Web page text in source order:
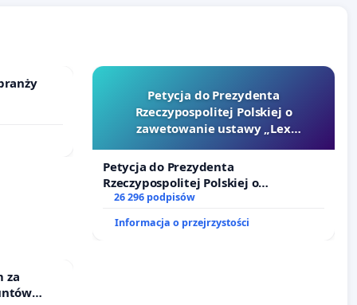
Petycja do Prezydenta
Rzeczypospolitej Polskiej o
zawetowanie ustawy „Lex
Petycja do Prezydenta
Rzeczypospolitej Polskiej o
zawetowanie ustawy „Lex Szarlatan”
26 296 podpisów
Informacja o przejrzystości
za